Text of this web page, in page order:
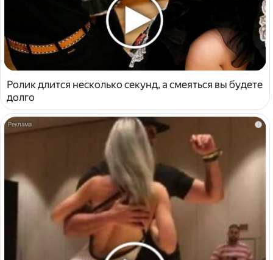
Ролик длится несколько секунд, а смеяться вы будете
долго
i